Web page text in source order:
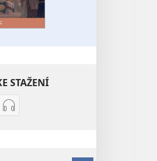
STAŽENÍ
Formáty